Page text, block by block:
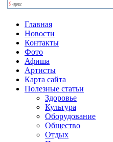
Главная
Новости
Контакты
Фото
Афиша
Артисты
Карта сайта
Полезные статьи
Здоровье
Культура
Оборудование
Общество
Отдых